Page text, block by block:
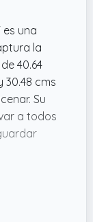
es una
la
40.64
30.48 cms
Su
a todos
y múltiples